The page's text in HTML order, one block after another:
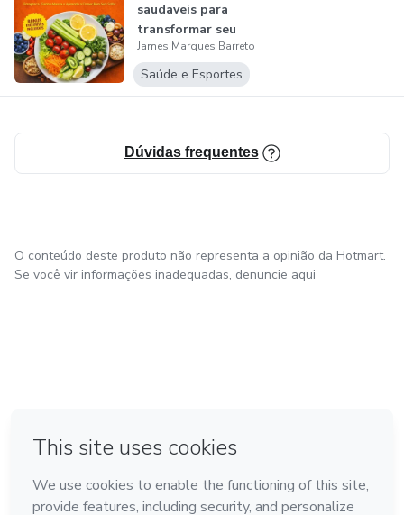
saudaveis para
transformar seu
corpo
James Marques Barreto
Saúde e Esportes
Dúvidas frequentes
O conteúdo deste produto não representa a opinião da Hotmart.
Se você vir informações inadequadas, denuncie aqui
Feito com ❤ na Cidade do México